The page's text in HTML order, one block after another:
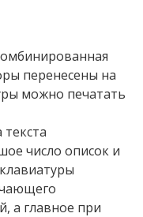
перенесены на
можно печатать
число описок и
а главное при